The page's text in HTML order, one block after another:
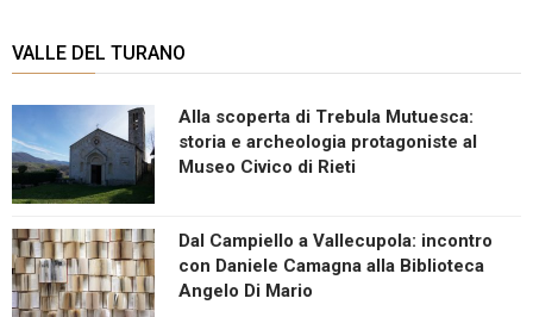
VALLE DEL TURANO
Alla scoperta di Trebula Mutuesca:
storia e archeologia protagoniste al
Museo Civico di Rieti
Dal Campiello a Vallecupola: incontro
con Daniele Camagna alla Biblioteca
Angelo Di Mario